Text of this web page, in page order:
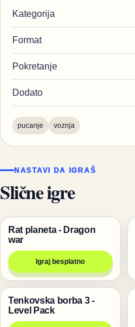
Kategorija
Format
Pokretanje
Dodato
pucanje voznja
NASTAVI DA IGRAŠ
Slične igre
Igre
Rat planeta - Dragon
war
Igraj besplatno
Pucanje
Tenkovska borba 3 -
Level Pack